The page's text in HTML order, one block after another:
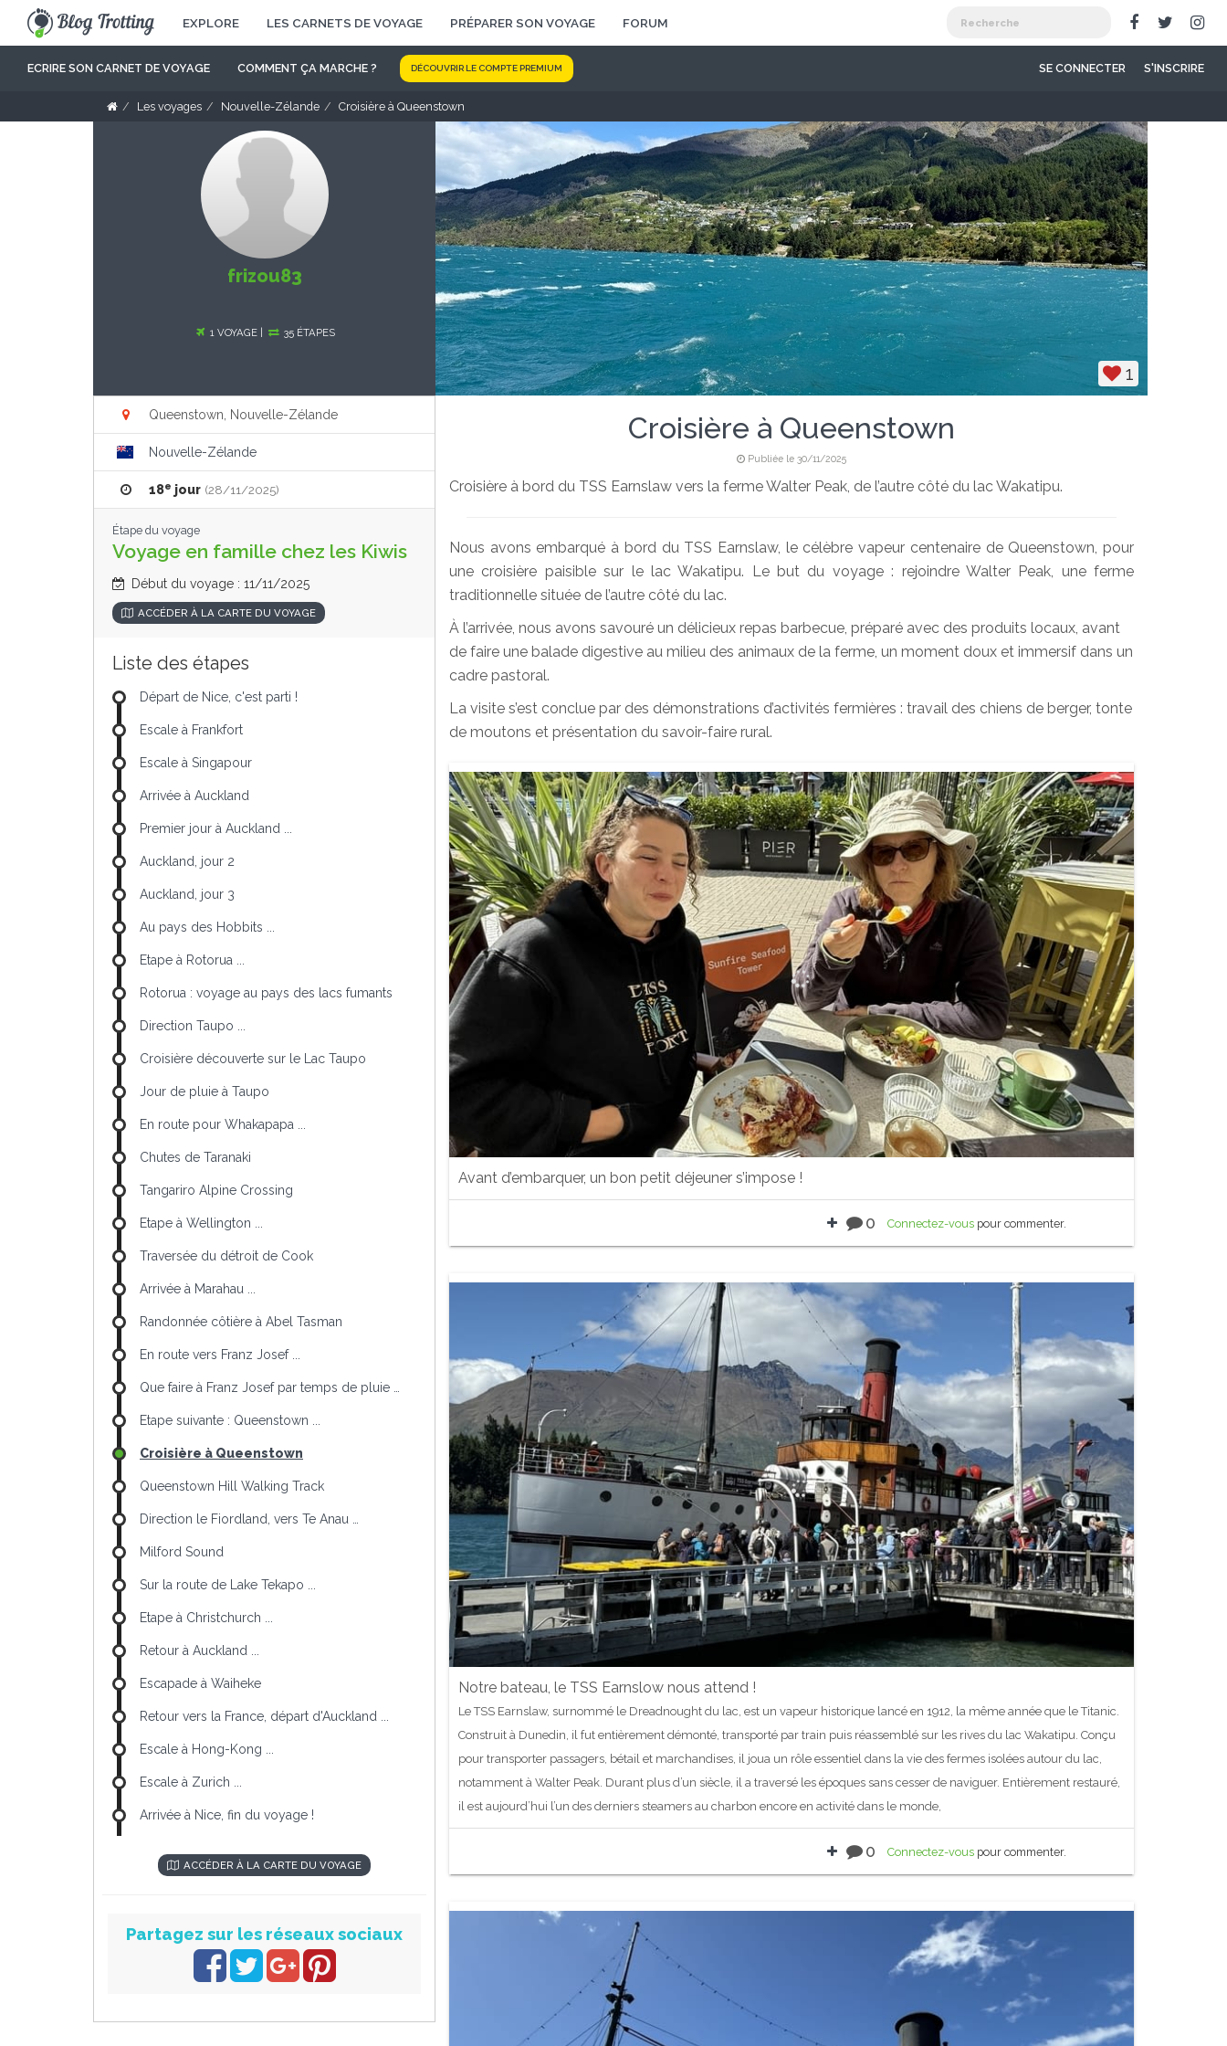
EXPLORE LES CARNETS DE VOYAGE PRÉPARER SON VOYAGE FORUM
ECRIRE SON CARNET DE VOYAGE COMMENT ÇA MARCHE ? DÉCOUVRIR LE COMPTE PREMIUM SE CONNECTER S'INSCRIRE
Les voyages Nouvelle-Zélande Croisière à Queenstown
1
Croisière à Queenstown
Publiée le 30/11/2025
Croisière à bord du TSS Earnslaw vers la ferme Walter Peak, de l’autre côté du lac Wakatipu.
Nous avons embarqué à bord du TSS Earnslaw, le célèbre vapeur centenaire de Queenstown, pour
une croisière paisible sur le lac Wakatipu. Le but du voyage : rejoindre Walter Peak, une ferme
traditionnelle située de l’autre côté du lac.
À l’arrivée, nous avons savouré un délicieux repas barbecue, préparé avec des produits locaux, avant
de faire une balade digestive au milieu des animaux de la ferme, un moment doux et immersif dans un
cadre pastoral.
La visite s’est conclue par des démonstrations d’activités fermières : travail des chiens de berger, tonte
de moutons et présentation du savoir-faire rural.
Avant d’embarquer, un bon petit déjeuner s’impose !
0 Connectez-vous pour commenter.
Notre bateau, le TSS Earnslow nous attend !
Le TSS Earnslaw, surnommé le Dreadnought du lac, est un vapeur historique lancé en 1912, la même année que le Titanic.
Construit à Dunedin, il fut entièrement démonté, transporté par train puis réassemblé sur les rives du lac Wakatipu. Conçu
pour transporter passagers, bétail et marchandises, il joua un rôle essentiel dans la vie des fermes isolées autour du lac,
notamment à Walter Peak. Durant plus d’un siècle, il a traversé les époques sans cesser de naviguer. Entièrement restauré,
il est aujourd’hui l’un des derniers steamers au charbon encore en activité dans le monde,
0 Connectez-vous pour commenter.
frizou83
1 VOYAGE | 35 ÉTAPES
Queenstown, Nouvelle-Zélande
Nouvelle-Zélande
18e jour (28/11/2025)
Étape du voyage
Voyage en famille chez les Kiwis
Début du voyage : 11/11/2025
ACCÉDER À LA CARTE DU VOYAGE
Liste des étapes
Départ de Nice, c'est parti !
Escale à Frankfort
Escale à Singapour
Arrivée à Auckland
Premier jour à Auckland ...
Auckland, jour 2
Auckland, jour 3
Au pays des Hobbits ...
Etape à Rotorua ...
Rotorua : voyage au pays des lacs fumants
Direction Taupo ...
Croisière découverte sur le Lac Taupo
Jour de pluie à Taupo
En route pour Whakapapa ...
Chutes de Taranaki
Tangariro Alpine Crossing
Etape à Wellington ...
Traversée du détroit de Cook
Arrivée à Marahau ...
Randonnée côtière à Abel Tasman
En route vers Franz Josef ...
Que faire à Franz Josef par temps de pluie …
Etape suivante : Queenstown ...
Croisière à Queenstown
Queenstown Hill Walking Track
Direction le Fiordland, vers Te Anau …
Milford Sound
Sur la route de Lake Tekapo ...
Etape à Christchurch ...
Retour à Auckland ...
Escapade à Waiheke
Retour vers la France, départ d'Auckland ...
Escale à Hong-Kong ...
Escale à Zurich ...
Arrivée à Nice, fin du voyage !
ACCÉDER À LA CARTE DU VOYAGE
Partagez sur les réseaux sociaux